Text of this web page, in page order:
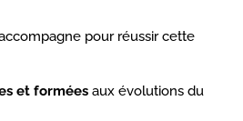
pour réussir cette
et formées aux évolutions du